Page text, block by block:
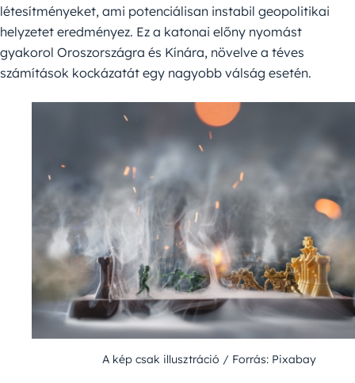
létesítményeket, ami potenciálisan instabil geopolitikai
helyzetet eredményez. Ez a katonai előny nyomást
gyakorol Oroszországra és Kínára, növelve a téves
számítások kockázatát egy nagyobb válság esetén.
A kép csak illusztráció / Forrás: Pixabay